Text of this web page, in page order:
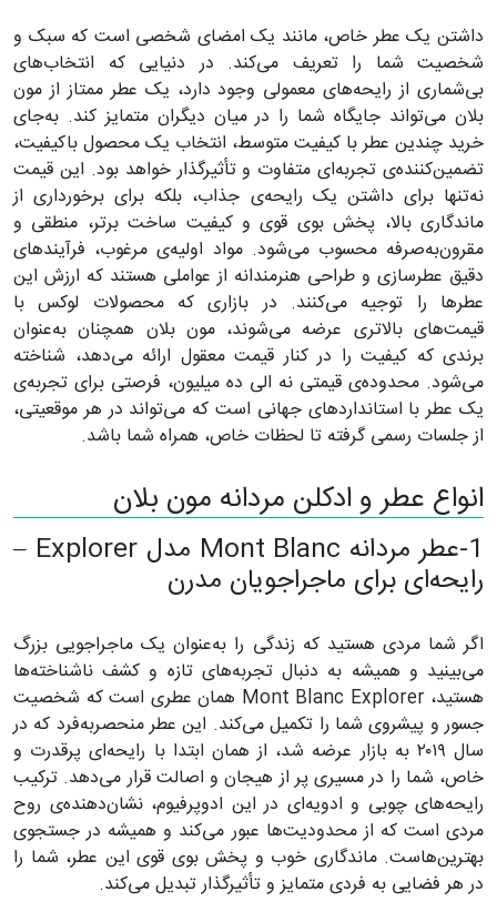
داشتن یک عطر خاص، مانند یک امضای شخصی است که سبک و
شخصیت شما را تعریف می‌کند. در دنیایی که انتخاب‌های
بی‌شماری از رایحه‌های معمولی وجود دارد، یک عطر ممتاز از مون
بلان می‌تواند جایگاه شما را در میان دیگران متمایز کند. به‌جای
خرید چندین عطر با کیفیت متوسط، انتخاب یک محصول باکیفیت،
تضمین‌کننده‌ی تجربه‌ای متفاوت و تأثیرگذار خواهد بود. این قیمت
نه‌تنها برای داشتن یک رایحه‌ی جذاب، بلکه برای برخورداری از
ماندگاری بالا، پخش بوی قوی و کیفیت ساخت برتر، منطقی و
مقرون‌به‌صرفه محسوب می‌شود. مواد اولیه‌ی مرغوب، فرآیندهای
دقیق عطرسازی و طراحی هنرمندانه از عواملی هستند که ارزش این
عطرها را توجیه می‌کنند. در بازاری که محصولات لوکس با
قیمت‌های بالاتری عرضه می‌شوند، مون بلان همچنان به‌عنوان
برندی که کیفیت را در کنار قیمت معقول ارائه می‌دهد، شناخته
می‌شود. محدوده‌ی قیمتی نه الی ده میلیون، فرصتی برای تجربه‌ی
یک عطر با استانداردهای جهانی است که می‌تواند در هر موقعیتی،
از جلسات رسمی گرفته تا لحظات خاص، همراه شما باشد.
انواع عطر و ادکلن مردانه مون بلان
1-عطر مردانه Mont Blanc مدل Explorer –
رایحه‌ای برای ماجراجویان مدرن
اگر شما مردی هستید که زندگی را به‌عنوان یک ماجراجویی بزرگ
می‌بینید و همیشه به دنبال تجربه‌های تازه و کشف ناشناخته‌ها
هستید، Mont Blanc Explorer همان عطری است که شخصیت
جسور و پیشروی شما را تکمیل می‌کند. این عطر منحصربه‌فرد که در
سال ۲۰۱۹ به بازار عرضه شد، از همان ابتدا با رایحه‌ای پرقدرت و
خاص، شما را در مسیری پر از هیجان و اصالت قرار می‌دهد. ترکیب
رایحه‌های چوبی و ادویه‌ای در این ادوپرفیوم، نشان‌دهنده‌ی روح
مردی است که از محدودیت‌ها عبور می‌کند و همیشه در جستجوی
بهترین‌هاست. ماندگاری خوب و پخش بوی قوی این عطر، شما را
در هر فضایی به فردی متمایز و تأثیرگذار تبدیل می‌کند.